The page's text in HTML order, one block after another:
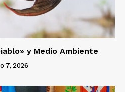
y Medio Ambiente
7, 2026